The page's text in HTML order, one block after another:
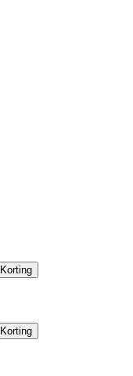
Korting
Korting